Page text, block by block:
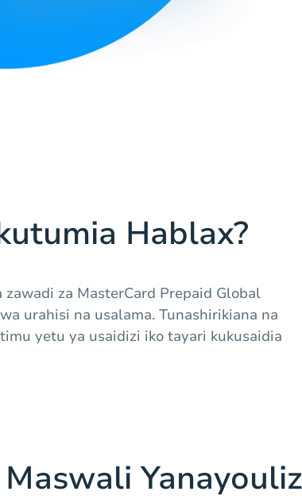
Hablax?
za MasterCard Prepaid Global
urahisi na usalama. Tunashirikiana na
yetu ya usaidizi iko tayari kukusaidia
Maswali